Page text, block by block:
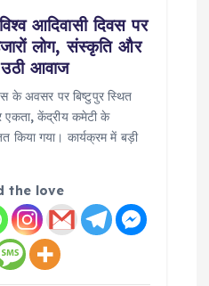
आदिवासी दिवस पर
लोग, संस्कृति और
उठी आवाज
के अवसर पर बिष्टुपुर स्थित
एकता, केंद्रीय कमेटी के
किया गया। कार्यक्रम में बड़ी
the love